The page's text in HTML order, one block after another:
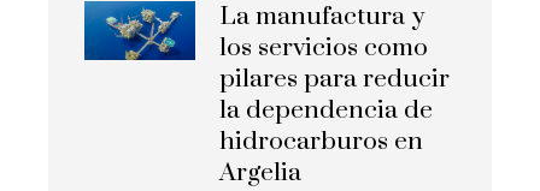
La manufactura y
los servicios como
pilares para reducir
la dependencia de
hidrocarburos en
Argelia